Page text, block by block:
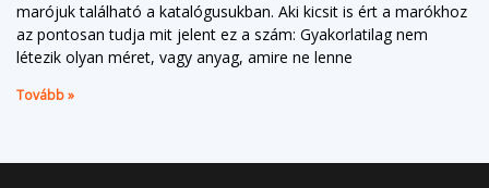
marójuk található a katalógusukban. Aki kicsit is ért a marókhoz
az pontosan tudja mit jelent ez a szám: Gyakorlatilag nem
létezik olyan méret, vagy anyag, amire ne lenne
Tovább »